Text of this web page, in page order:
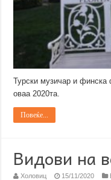
Турски музичар и финска
оваа 2020та.
Повеќе...
Видови на
Холовиц 15/11/2020